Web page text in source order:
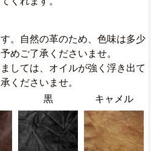
。自然の革のため、色味は多少
めご了承くださいませ。
しては、オイルが強く浮き出て
くださいませ。
黒 キャメル